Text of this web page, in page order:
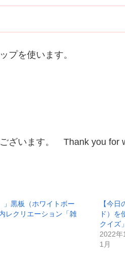
プを使います。
ざいます。 Thank you for
」黒板（ホワイトボー
レクリエーション「雑
【今
ド）を
クイズ」
2022年
1月